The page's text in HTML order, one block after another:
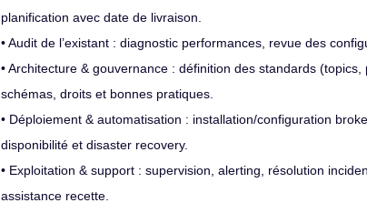
planification avec date de livraison.
• Audit de l’existant : diagnostic performances, revue des
• Architecture & gouvernance : définition des standards
schémas, droits et bonnes pratiques.
• Déploiement & automatisation : installation/configuration
disponibilité et disaster recovery.
• Exploitation & support : supervision, alerting, résolution
assistance recette.